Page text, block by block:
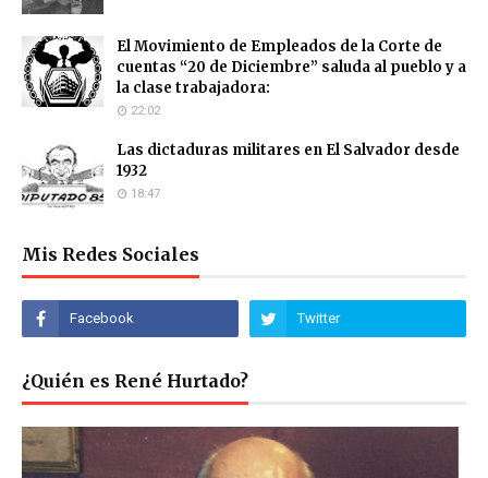
El Movimiento de Empleados de la Corte de
cuentas “20 de Diciembre” saluda al pueblo y a
la clase trabajadora:
22:02
Las dictaduras militares en El Salvador desde
1932
18:47
Mis Redes Sociales
¿Quién es René Hurtado?